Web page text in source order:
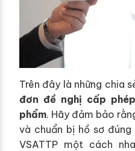
Trên đây là những chia
đơn đề nghị cấp
phẩm. Hãy đảm bảo
và chuẩn bị hồ sơ
VSATTP một cách